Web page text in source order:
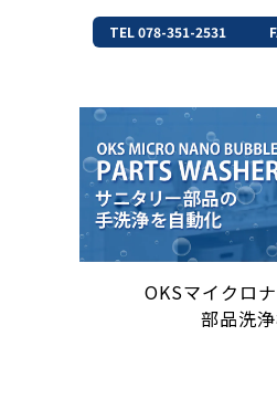
TEL 078-351-2531
OKSマイクロ
部品洗